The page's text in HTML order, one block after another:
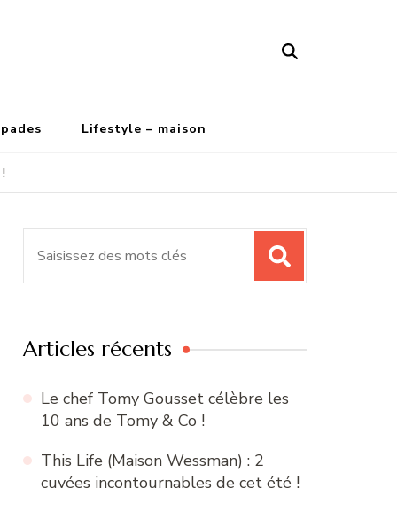
Lifestyle – maison
Articles récents
Le chef Tomy Gousset célèbre les
10 ans de Tomy & Co !
This Life (Maison Wessman) : 2
cuvées incontournables de cet été !